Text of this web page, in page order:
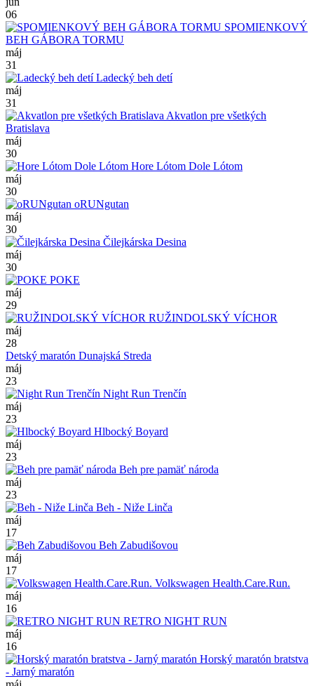
06
SPOMIENKOVÝ
BEH GÁBORA TORMU
máj
31
Ladecký beh detí
máj
31
Akvatlon pre všetkých
Bratislava
máj
30
Hore Lótom Dole Lótom
máj
30
oRUNgutan
máj
30
Čilejkárska Desina
máj
30
POKE
máj
29
RUŽINDOLSKÝ VÍCHOR
máj
28
Detský maratón Dunajská Streda
máj
23
Night Run Trenčín
máj
23
Hlbocký Boyard
máj
23
Beh pre pamäť národa
máj
23
Beh - Niže Linča
máj
17
Beh Zabudišovou
máj
17
Volkswagen Health.Care.Run.
máj
16
RETRO NIGHT RUN
máj
16
Horský maratón bratstva
- Jarný maratón